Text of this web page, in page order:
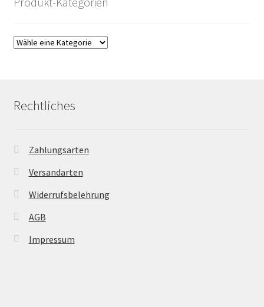
Rechtliches
Zahlungsarten
Versandarten
Widerrufsbelehrung
AGB
Impressum